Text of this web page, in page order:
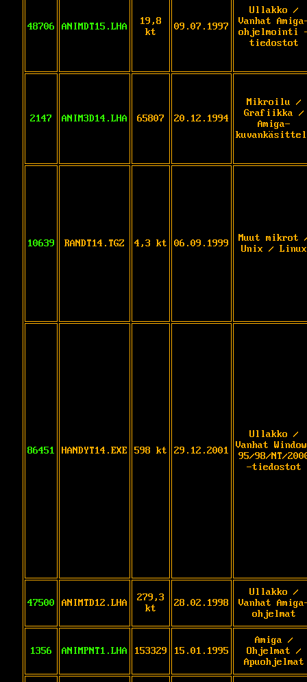
48706 ANIMDT15.LHA
19,8
kt
09.07.1997
Ullakko /
Vanhat
ohjelmointi
tiedostot
2147 ANIM3D14.LHA 65807 20.12.1994
Mikroilu /
Grafiikka /
Amiga-
10639 RANDT14.TGZ 4,3 kt 06.09.1999
Muut mikrot
Unix / Linux
86451 HANDYT14.EXE 598 kt 29.12.2001
Ullakko /
Vanhat
95/98/NT/
-tiedostot
47500 ANIMTD12.LHA
279,3
kt
28.02.1998
Ullakko /
Vanhat
ohjelmat
1356 ANIMPNT1.LHA 153329 15.01.1995
Amiga /
Ohjelmat /
Apuohjelmat